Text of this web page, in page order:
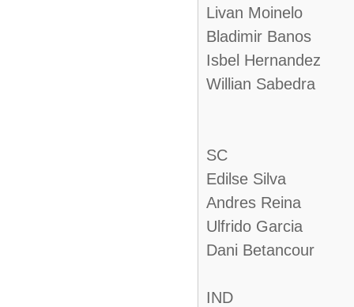
Livan Moinelo
Bladimir Banos
Isbel Hernandez
Willian Sabedra
SC
Edilse Silva
Andres Reina
Ulfrido Garcia
Dani Betancour
IND